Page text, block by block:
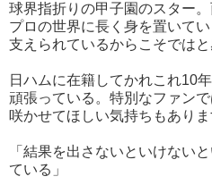
球界指折りの甲子園のスター
プロの世界に長く身を置いて
支えられているからこそでは
日ハムに在籍してかれこれ10
頑張っている。特別なファン
咲かせてほしい気持ちもありま
「結果を出さないといけない
ている」